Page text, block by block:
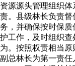
资源源头管理组织
责。县级林长负责
务，并确保按时保
护工作，及时组织
为。按照权责相当
副总林长为第一责任